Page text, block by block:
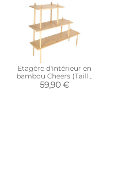
Etagère d'intérieur en
bambou Cheers (Taille
L)
59,90 €